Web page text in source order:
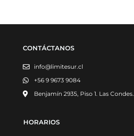
CONTÁCTANOS
info@limitesur.cl
+56 9 9673 9084
Benjamín 2935, Piso 1. Las Condes.
HORARIOS